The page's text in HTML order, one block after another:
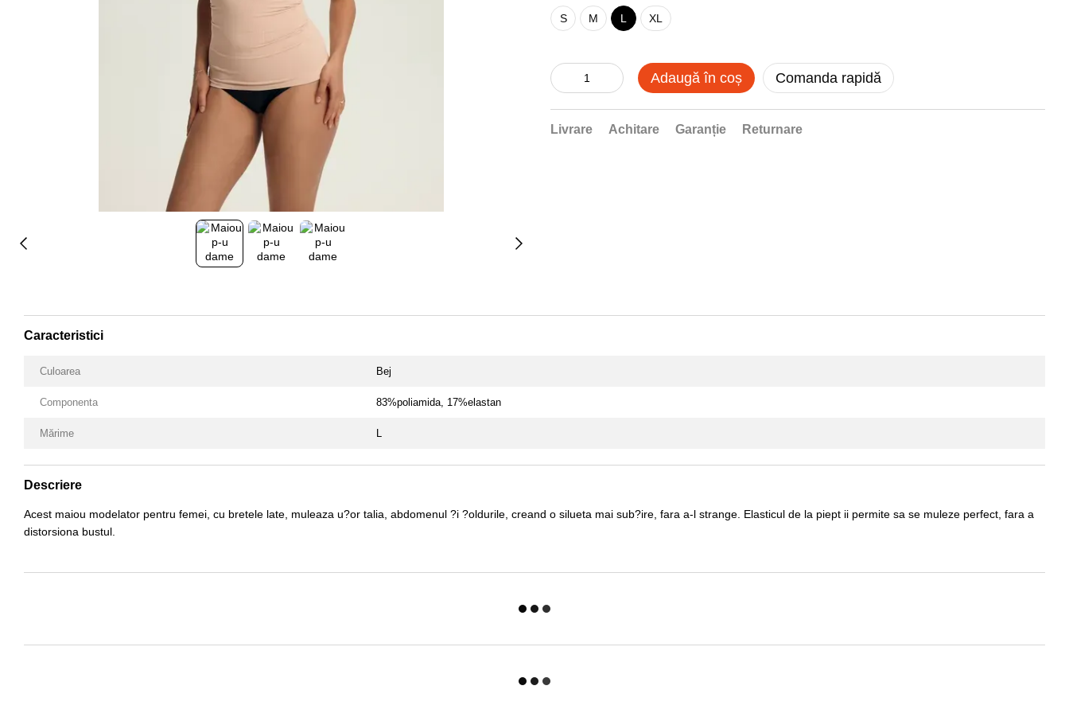
S M L XL
Adaugă în coș Comanda rapidă
Livrare Achitare Garanție Returnare
Caracteristici
Culoarea Bej
Componenta 83%poliamida, 17%elastan
Mărime
Descriere
Acest maiou modelator pentru femei, cu bretele late, muleaza u?or talia, abdomenul ?i ?oldurile, creand o silueta mai sub?ire, fara a-l strange. Elasticul de la piept ii permite sa se muleze perfect, fara a
distorsiona bustul.